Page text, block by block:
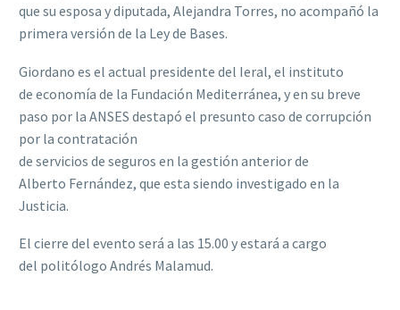
que su esposa y diputada, Alejandra Torres, no acompañó la
primera versión de la Ley de Bases.
Giordano es el actual presidente del Ieral, el instituto
de economía de la Fundación Mediterránea, y en su breve
paso por la ANSES destapó el presunto caso de corrupción
por la contratación
de servicios de seguros en la gestión anterior de
Alberto Fernández, que esta siendo investigado en la
Justicia.
El cierre del evento será a las 15.00 y estará a cargo
del politólogo Andrés Malamud.